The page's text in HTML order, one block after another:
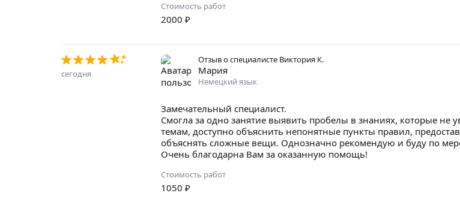
Стоимость работ
2000 ₽
сегодня
Отзыв о специалисте Виктория К.
Мария
Немецкий язык
Замечательный специалист.
Смогла за одно занятие выявить пробелы в знаниях, которые
темам, доступно объяснить непонятные пункты правил,
объяснять сложные вещи. Однозначно рекомендую и буду по
Очень благодарна Вам за оказанную помощь!
Стоимость работ
1050 ₽